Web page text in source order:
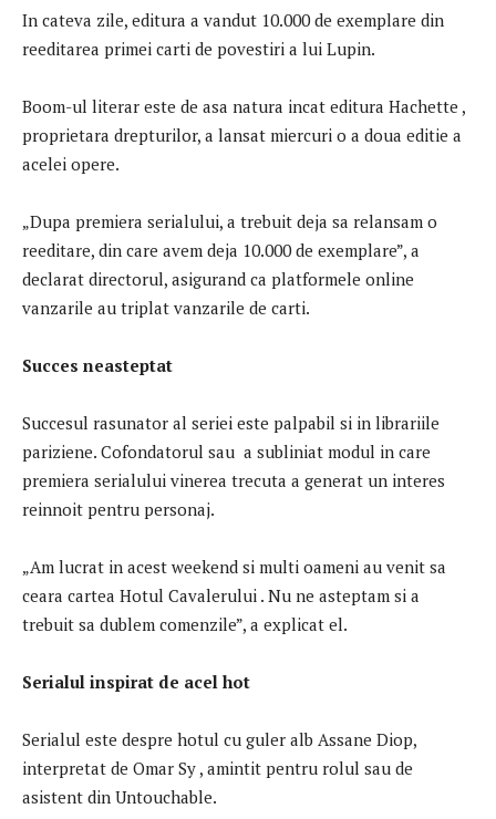
In cateva zile, editura a vandut 10.000 de exemplare din
reeditarea primei carti de povestiri a lui Lupin.
Boom-ul literar este de asa natura incat editura Hachette ,
proprietara drepturilor, a lansat miercuri o a doua editie a
acelei opere.
„Dupa premiera serialului, a trebuit deja sa relansam o
reeditare, din care avem deja 10.000 de exemplare”, a
declarat directorul, asigurand ca platformele online
vanzarile au triplat vanzarile de carti.
Succes neasteptat
Succesul rasunator al seriei este palpabil si in librariile
pariziene. Cofondatorul sau a subliniat modul in care
premiera serialului vinerea trecuta a generat un interes
reinnoit pentru personaj.
„Am lucrat in acest weekend si multi oameni au venit sa
ceara cartea Hotul Cavalerului . Nu ne asteptam si a
trebuit sa dublem comenzile”, a explicat el.
Serialul inspirat de acel hot
Serialul este despre hotul cu guler alb Assane Diop,
interpretat de Omar Sy , amintit pentru rolul sau de
asistent din Untouchable.